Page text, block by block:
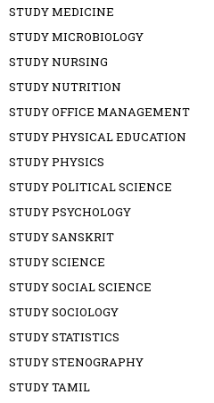
STUDY MEDICINE
STUDY MICROBIOLOGY
STUDY NURSING
STUDY NUTRITION
STUDY OFFICE MANAGEMENT
STUDY PHYSICAL EDUCATION
STUDY PHYSICS
STUDY POLITICAL SCIENCE
STUDY PSYCHOLOGY
STUDY SANSKRIT
STUDY SCIENCE
STUDY SOCIAL SCIENCE
STUDY SOCIOLOGY
STUDY STATISTICS
STUDY STENOGRAPHY
STUDY TAMIL